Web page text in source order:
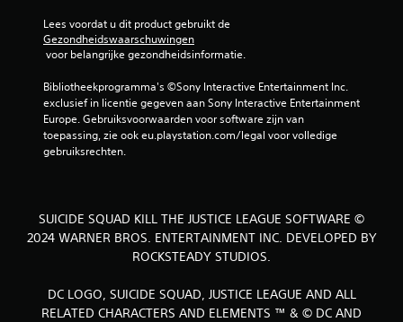
Lees voordat u dit product gebruikt de
Gezondheidswaarschuwingen
voor belangrijke gezondheidsinformatie.
Bibliotheekprogramma's ©Sony Interactive Entertainment Inc.
exclusief in licentie gegeven aan Sony Interactive Entertainment
Europe. Gebruiksvoorwaarden voor software zijn van
toepassing, zie ook eu.playstation.com/legal voor volledige
gebruiksrechten.
SUICIDE SQUAD KILL THE JUSTICE LEAGUE SOFTWARE ©
2024 WARNER BROS. ENTERTAINMENT INC. DEVELOPED BY
ROCKSTEADY STUDIOS.
DC LOGO, SUICIDE SQUAD, JUSTICE LEAGUE AND ALL
RELATED CHARACTERS AND ELEMENTS ™ & © DC AND